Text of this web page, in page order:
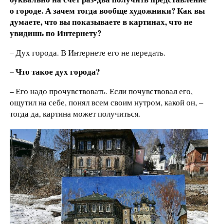
о городе. А зачем тогда вообще художники? Как вы
думаете, что вы показываете в картинах, что не
увидишь по Интернету?
– Дух города. В Интернете его не передать.
– Что такое дух города?
– Его надо прочувствовать. Если почувствовал его,
ощутил на себе, понял всем своим нутром, какой он, –
тогда да, картина может получиться.